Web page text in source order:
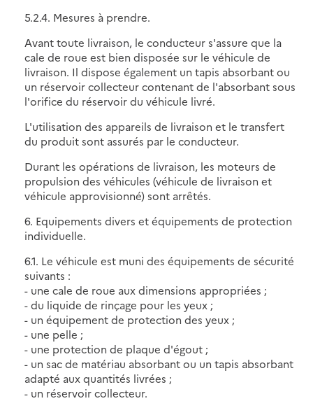
5.2.4. Mesures à prendre.
Avant toute livraison, le conducteur s'assure que la
cale de roue est bien disposée sur le véhicule de
livraison. Il dispose également un tapis absorbant ou
un réservoir collecteur contenant de l'absorbant sous
l'orifice du réservoir du véhicule livré.
L'utilisation des appareils de livraison et le transfert
du produit sont assurés par le conducteur.
Durant les opérations de livraison, les moteurs de
propulsion des véhicules (véhicule de livraison et
véhicule approvisionné) sont arrêtés.
6. Equipements divers et équipements de protection
individuelle.
6.1. Le véhicule est muni des équipements de sécurité
suivants :
- une cale de roue aux dimensions appropriées ;
- du liquide de rinçage pour les yeux ;
- un équipement de protection des yeux ;
- une pelle ;
- une protection de plaque d'égout ;
- un sac de matériau absorbant ou un tapis absorbant
adapté aux quantités livrées ;
- un réservoir collecteur.